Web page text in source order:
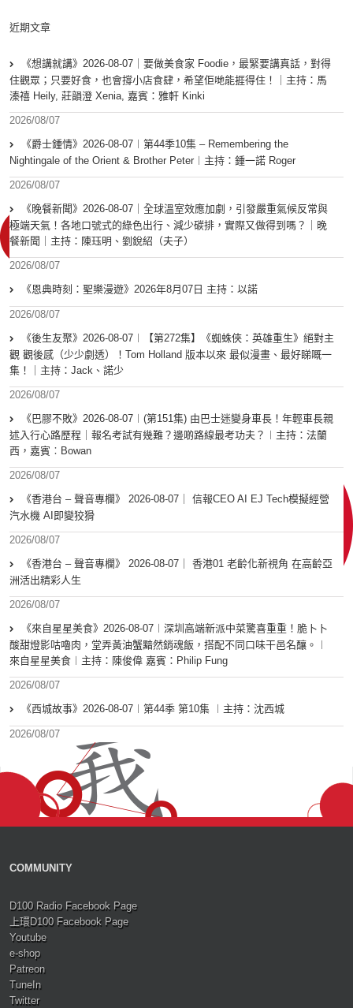
近期文章
《想講就講》2026-08-07｜要做美食家 Foodie，最緊要講真話，對得
住觀眾；只要好食，也會撐小店食肆，希望佢哋能捱得住！｜主持：馬
溱禧 Heily, 莊韻澄 Xenia, 嘉賓：雅軒 Kinki
2026/08/07
《爵士鍾情》2026-08-07︱第44季10集 – Remembering the
Nightingale of the Orient & Brother Peter︱主持：鍾一諾 Roger
2026/08/07
《晚餐新聞》2026-08-07｜全球溫室效應加劇，引發嚴重氣候反常與
極端天氣！各地口號式的綠色出行、減少碳排，實際又做得到嗎？｜晚
餐新聞｜主持：陳珏明、劉銳紹（夫子）
2026/08/07
《恩典時刻：聖樂漫遊》2026年8月07日 主持：以諾
2026/08/07
《後生友聚》2026-08-07︱【第272集】《蜘蛛俠：英雄重生》絕對主
觀 觀後感（少少劇透）！Tom Holland 版本以來 最似漫畫、最好睇嘅一
集！｜主持：Jack、諾少
2026/08/07
《巴膠不敗》2026-08-07︱(第151集) 由巴士迷變身車長！年輕車長親
述入行心路歷程｜報名考試有幾難？邊啲路線最考功夫？︱主持：法蘭
西，嘉賓︰Bowan
2026/08/07
《香港台 – 聲音專欄》 2026-08-07｜ 信報CEO AI EJ Tech模擬經營
汽水機 AI即變狡猾
2026/08/07
《香港台 – 聲音專欄》 2026-08-07｜ 香港01 老齡化新視角 在高齡亞
洲活出精彩人生
2026/08/07
《來自星星美食》2026-08-07︱深圳高端新派中菜驚喜重重！脆卜卜
酸甜燈影咕嚕肉，堂弄黃油蟹黯然銷魂飯，搭配不同口味干邑名釀。︱
來自星星美食︱主持：陳俊偉 嘉賓：Philip Fung
2026/08/07
《西城故事》2026-08-07︱第44季 第10集 ︱主持：沈西城
2026/08/07
COMMUNITY
D100 Radio Facebook Page
上環D100 Facebook Page
Youtube
e-shop
Patreon
TuneIn
Twitter